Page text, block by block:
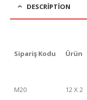
DESCRIPTION
Sipariş Kodu Ürün
M20
12 X 2